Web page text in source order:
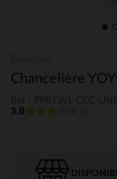
Chancelière
3.0